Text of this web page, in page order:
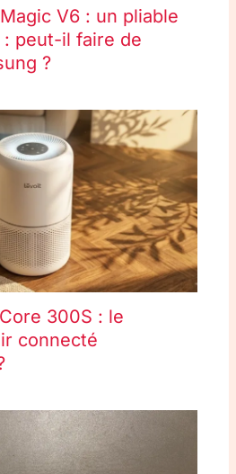
V6 : un pliable
peut-il faire de
?
300S : le
connecté